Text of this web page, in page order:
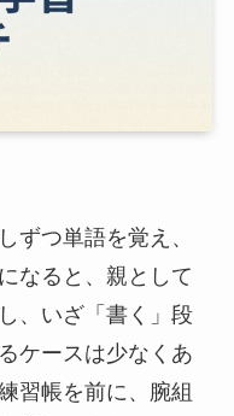
ずつ単語を覚え、
なると、親として
、いざ「書く」段
ケースは少なくあ
習帳を前に、腕組